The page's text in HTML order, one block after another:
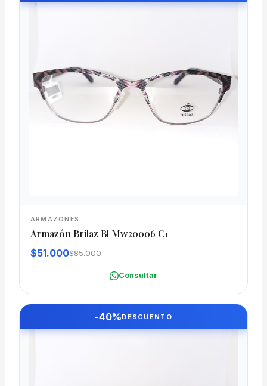
ARMAZONES
Armazón Brilaz Bl Mw20006 C1
$51.000$85.000
Consultar
-40%DESCUENTO